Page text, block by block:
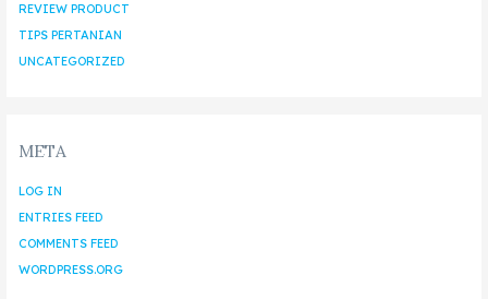
REVIEW PRODUCT
TIPS PERTANIAN
UNCATEGORIZED
META
LOG IN
ENTRIES FEED
COMMENTS FEED
WORDPRESS.ORG